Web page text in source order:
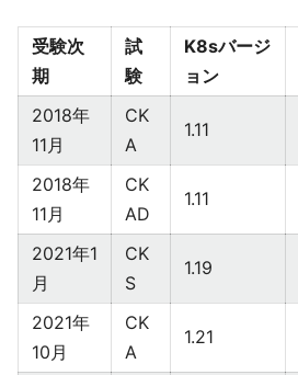
受験次
期
試
験
K8sバージ
ョン
2018年
11月
CK
A
1.11
2018年
11月
CK
AD
1.11
2021年1
月
CK
S
1.19
2021年
10月
CK
A
1.21